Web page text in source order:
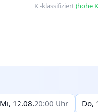
KI-klassifiziert(hohe
Mi, 12.08.20:00 Uhr Do,